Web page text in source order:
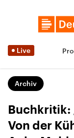
Live
Archiv
Buchkritik:
Von der